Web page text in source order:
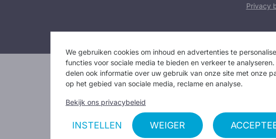
Privacy
We gebruiken cookies om inhoud en advertenties te
functies voor sociale media te bieden en verkeer te analyseren.
delen ook informatie over uw gebruik van onze site met onze
op het gebied van sociale media, reclame en analyse.
Bekijk ons privacybeleid
INSTELLEN WEIGER